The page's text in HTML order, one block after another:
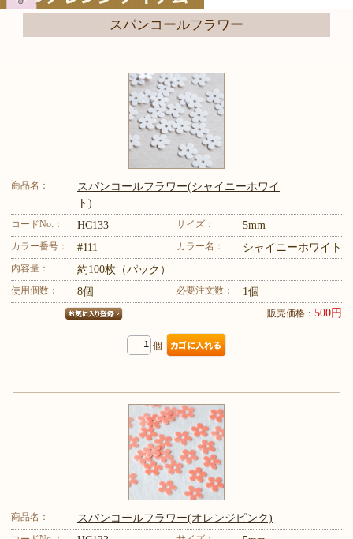
スパンコールフラワー
商品名：
スパンコールフラワー(シャイニーホワイ
ト)
コードNo.： HC133 サイズ： 5mm
カラー番号： #111 カラー名： シャイニーホワイト
内容量： 約100枚（パック）
使用個数： 8個 必要注文数： 1個
販売価格： 500円
個
商品名： スパンコールフラワー(オレンジピンク)